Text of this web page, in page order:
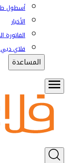
أسطول
الأخبار
الفاتورة
فلاي
المساعدة